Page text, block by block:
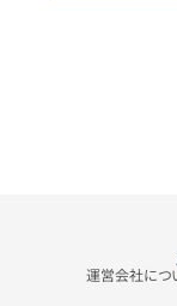
運営会社につ